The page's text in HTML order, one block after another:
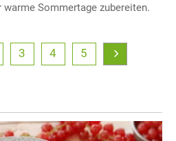
Sommertage zubereiten.
3 4 5